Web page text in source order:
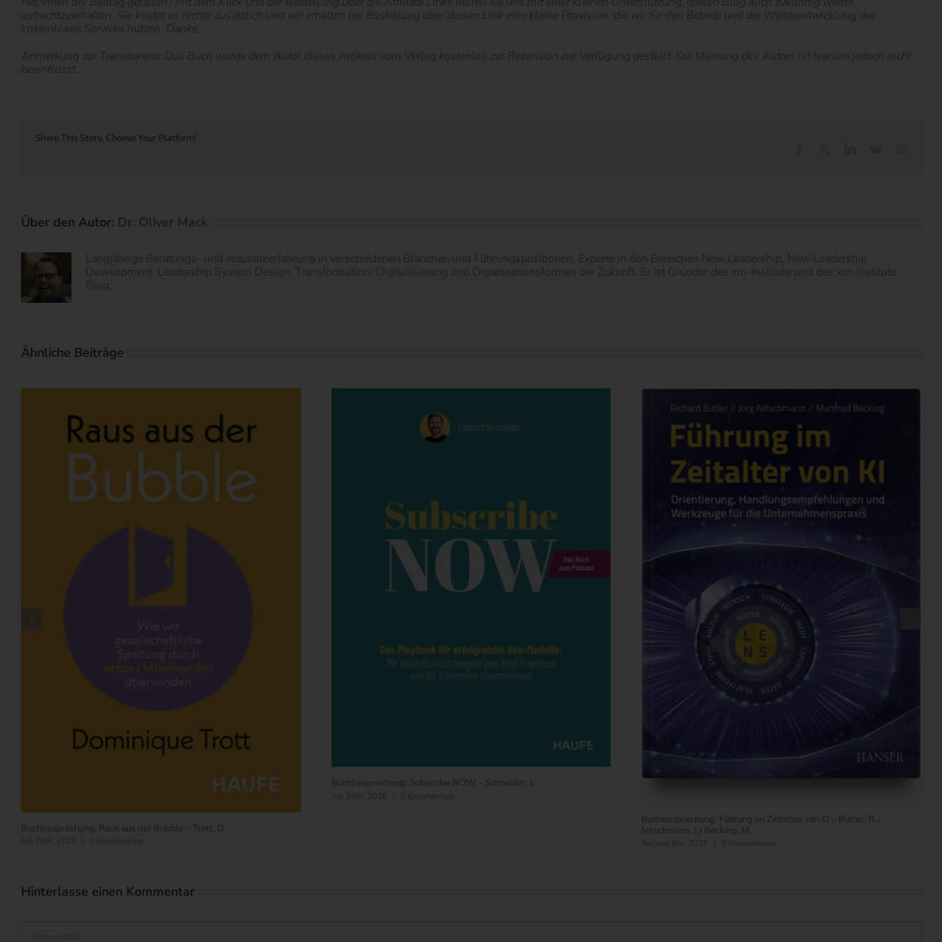
aufrechtzuerhalten. Sie kostet es nichts zusätzlich und wir erhalten bei Bestellung über diesen Link eine kleine Provision, die wir für den Betrieb und die Weiterentwicklung der
kostenlosen Services nutzen. Danke.
Anmerkung zur Transparenz: Das Buch wurde dem Autor dieses Artikels vom Verlag kostenlos zur Rezension zur Verfügung gestellt. Die Meinung des Autors ist hiervon jedoch nicht
beeinflusst.
Share This Story, Choose Your Platform!
Über den Autor: Dr. Oliver Mack
Langjährige Beratungs- und Industrieerfahrung in verschiedenen Branchen und Führungspositionen. Experte in den Bereichen New Leadership, New Leadership
Development, Leadership System Design, Transformation, Digitalisierung und Organisationsformen der Zukunft. Er ist Gründer des xm-institute und des xm-institute
Blog.
Ähnliche Beiträge
Buchbesprechung: Raus aus der Bubble – Trott, D.
Juli 28th, 2026 0 Kommentare
Buchbesprechung: Subscribe NOW – Schneider, L.
Juli 24th, 2026 0 Kommentare
Buchbesprechung: Führung im Zeitalter von KI – Butler, R./
Nitschmann, J./ Becking, M.
August 6th, 2026 0 Kommentare
Hinterlasse einen Kommentar